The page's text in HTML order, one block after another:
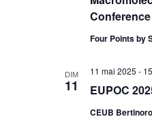
Four Points by
DIM
11 EUPOC
11 mai 2025 -
CEUB Bertinoro